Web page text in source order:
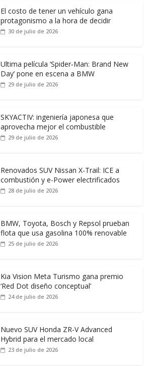
El costo de tener un vehículo gana
protagonismo a la hora de decidir
30 de julio de 2026
Ultima película ‘Spider‑Man: Brand New
Day’ pone en escena a BMW
29 de julio de 2026
SKYACTIV: ingeniería japonesa que
aprovecha mejor el combustible
29 de julio de 2026
Renovados SUV Nissan X-Trail: ICE a
combustión y e-Power electrificados
28 de julio de 2026
BMW, Toyota, Bosch y Repsol prueban
flota que usa gasolina 100% renovable
25 de julio de 2026
Kia Vision Meta Turismo gana premio
‘Red Dot diseño conceptual’
24 de julio de 2026
Nuevo SUV Honda ZR-V Advanced
Hybrid para el mercado local
23 de julio de 2026